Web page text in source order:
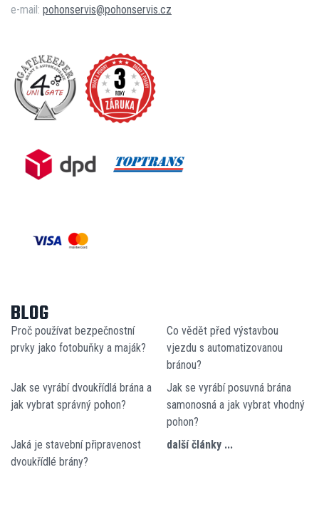
e-mail: pohonservis@pohonservis.cz
BLOG
Proč používat bezpečnostní
prvky jako fotobuňky a maják?
Co vědět před výstavbou
vjezdu s automatizovanou
bránou?
Jak se vyrábí dvoukřídlá brána a
jak vybrat správný pohon?
Jak se vyrábí posuvná brána
samonosná a jak vybrat vhodný
pohon?
Jaká je stavební připravenost
dvoukřídlé brány?
další články ...